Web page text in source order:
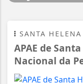
SANTA HELENA
APAE de
Nacional da